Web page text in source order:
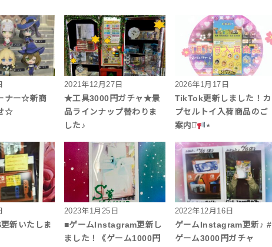
ナー☆新商
☆
2021年12月27日
★工具3000円ガチャ★景
品ラインナップ替わりま
した♪
2026年1月17日
TikTok更新しました！カ
プセルトイ入荷商品のご
案内⋆͛
⋆
新いたしま
2023年1月25日
■ゲームInstagram更新し
ました！《ゲーム1000円
2022年12月16日
ゲームInstagram更新♪ #
ゲーム3000円ガチャ